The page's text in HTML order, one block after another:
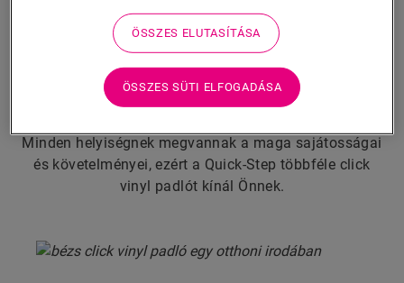
Melyik típusú click vinyl padlót
válassza?
Minden helyiségnek megvannak a maga sajátosságai
és követelményei, ezért a Quick-Step többféle click
vinyl padlót kínál Önnek.
ÖSSZES ELUTASÍTÁSA
ÖSSZES SÜTI ELFOGADÁSA